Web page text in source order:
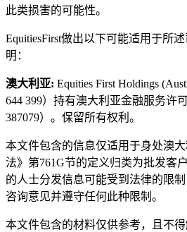
此类损害的可能性。
EquitiesFirst做出以下可能适用于所
明：
澳大利亚: Equities First Holdings
644 399）持有澳大利亚金融服务许
387079）。保留所有权利。
本文件包含的信息仅适用于身处澳
法》第761G节的定义归类为批发客
的人士分发信息可能受到法律的限
咨询意见并遵守任何此种限制。
本文件包含的材料仅供参考，且不